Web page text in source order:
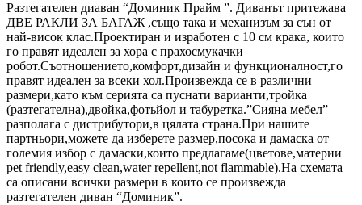
Разтегателен диаван “Доминик Прайм ”. Диванът притежава
ДВЕ РАКЛИ ЗА БАГАЖ ,също така и механизъм за сън от
най-висок клас.Проектиран и изработен с 10 см крака, които
го правят идеален за хора с прахосмукачки
робот.Съотношението,комфорт,дизайн и функционалност,го
правят идеален за всеки хол.Произвежда се в различни
размери,като към серията са пуснати варианти,тройка
(разтегателна),двойка,фотьйол и табуретка.”Сияна мебел”
разполага с дистрибутори,в цялата страна.При нашите
партньори,можете да изберете размер,посока и дамаска от
големия избор с дамаски,които предлагаме(цветове,материи
pet friendly,easy clean,water repellent,not flammable).На схемата
са описани всички размери в които се произвежда
разтегателен диван “Доминик”.